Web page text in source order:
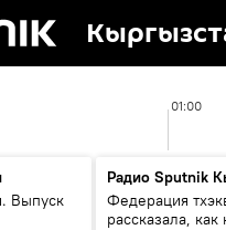
01:00
Выпуск
Радио Sputnik
Федерация
рассказала,